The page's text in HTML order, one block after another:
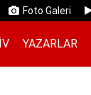
Foto Galeri
YAZARLAR